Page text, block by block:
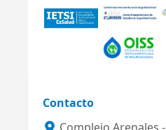
Contacto